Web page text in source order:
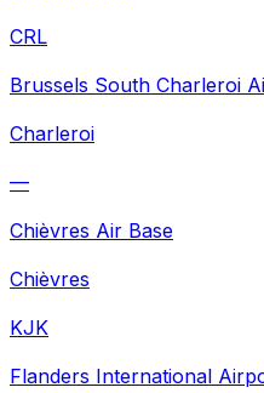
CRL
Brussels South Charleroi
Charleroi
—
Chièvres Air Base
Chièvres
KJK
Flanders International